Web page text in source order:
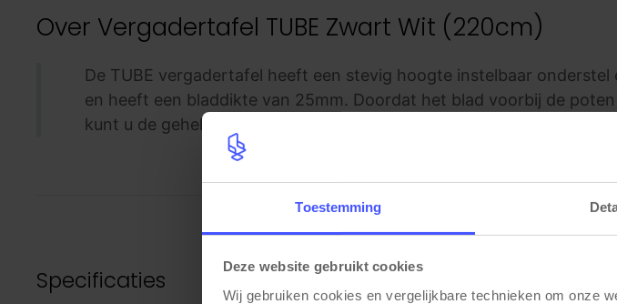
Toestemming
Deze website gebruikt cookies
Wij gebruiken cookies en vergelijkbare technieken om onze
Over Vergadertafel TUBE Zwart Wit (220cm)
De TUBE vergadertafel heeft een stevig hoogte instelbaar
en heeft een bladdikte van 25mm. Doordat het blad voorbij de
kunt u de gehele tafel optimaal benutten. Deze vergadertafel is
Specificaties